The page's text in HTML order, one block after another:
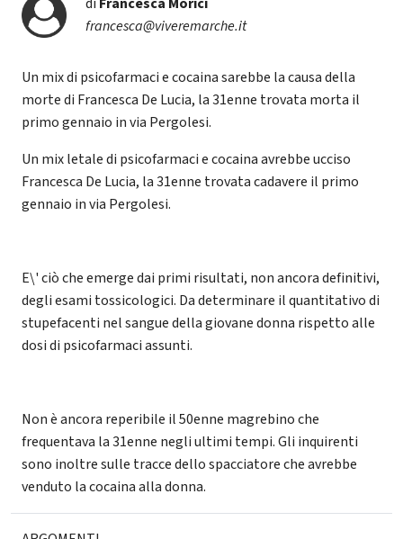
francesca@viveremarche.it
Un mix di psicofarmaci e cocaina sarebbe la causa della
morte di Francesca De Lucia, la 31enne trovata morta il
primo gennaio in via Pergolesi.
Un mix letale di psicofarmaci e cocaina avrebbe ucciso
Francesca De Lucia, la 31enne trovata cadavere il primo
gennaio in via Pergolesi.
E\' ciò che emerge dai primi risultati, non ancora definitivi,
degli esami tossicologici. Da determinare il quantitativo di
stupefacenti nel sangue della giovane donna rispetto alle
dosi di psicofarmaci assunti.
Non è ancora reperibile il 50enne magrebino che
frequentava la 31enne negli ultimi tempi. Gli inquirenti
sono inoltre sulle tracce dello spacciatore che avrebbe
venduto la cocaina alla donna.